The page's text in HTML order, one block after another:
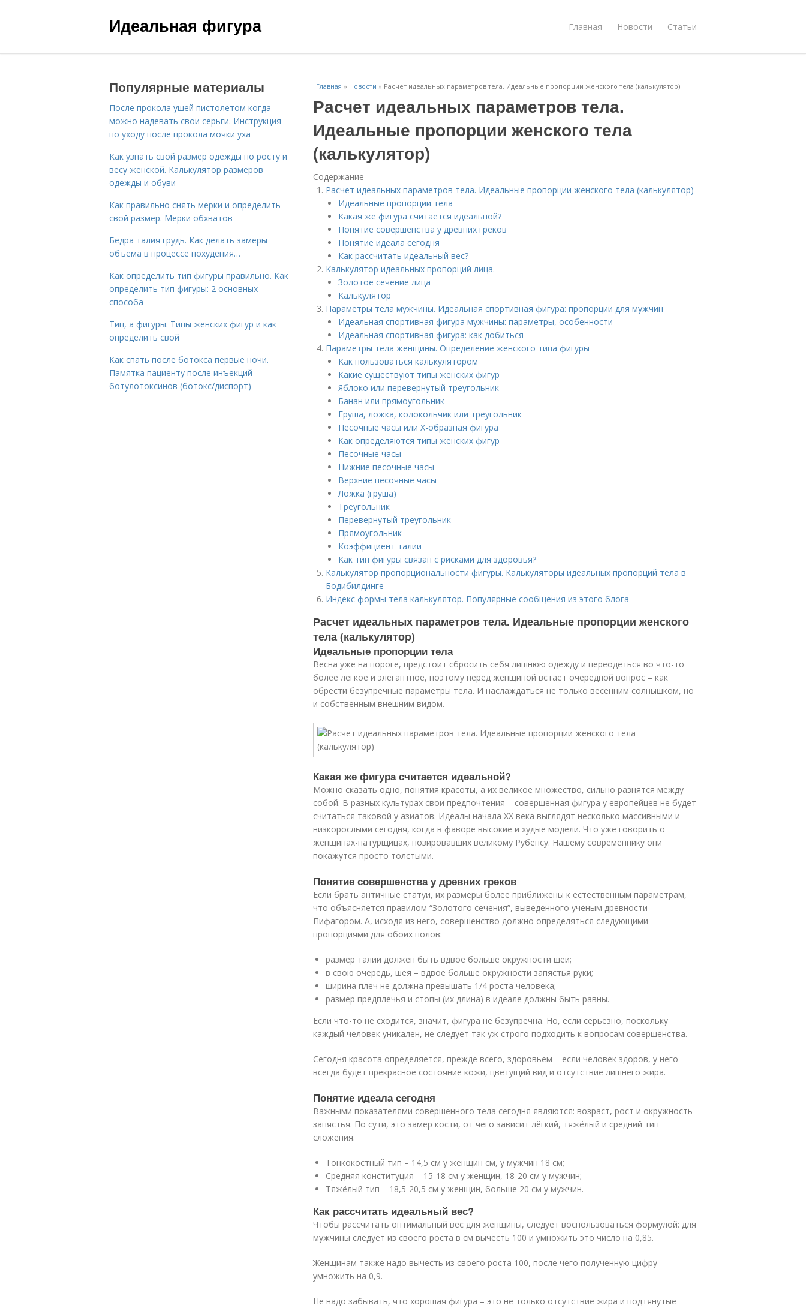
Идеальная фигура Главная Новости Статьи
Главная » Новости » Расчет идеальных параметров тела. Идеальные пропорции женского тела (калькулятор)
Расчет идеальных параметров тела.
Идеальные пропорции женского тела
(калькулятор)
Содержание
Расчет идеальных параметров тела. Идеальные пропорции женского тела (калькулятор)
Идеальные пропорции тела
Какая же фигура считается идеальной?
Понятие совершенства у древних греков
Понятие идеала сегодня
Как рассчитать идеальный вес?
Калькулятор идеальных пропорций лица.
Золотое сечение лица
Калькулятор
Параметры тела мужчины. Идеальная спортивная фигура: пропорции для мужчин
Идеальная спортивная фигура мужчины: параметры, особенности
Идеальная спортивная фигура: как добиться
Параметры тела женщины. Определение женского типа фигуры
Как пользоваться калькулятором
Какие существуют типы женских фигур
Яблоко или перевернутый треугольник
Банан или прямоугольник
Груша, ложка, колокольчик или треугольник
Песочные часы или Х-образная фигура
Как определяются типы женских фигур
Песочные часы
Нижние песочные часы
Верхние песочные часы
Ложка (груша)
Треугольник
Перевернутый треугольник
Прямоугольник
Коэффициент талии
Как тип фигуры связан с рисками для здоровья?
Калькулятор пропорциональности фигуры. Калькуляторы идеальных пропорций тела в
Бодибилдинге
Индекс формы тела калькулятор. Популярные сообщения из этого блога
Расчет идеальных параметров тела. Идеальные пропорции женского
тела (калькулятор)
Идеальные пропорции тела
Весна уже на пороге, предстоит сбросить себя лишнюю одежду и переодеться во что-то
более лёгкое и элегантное, поэтому перед женщиной встаёт очередной вопрос – как
обрести безупречные параметры тела. И наслаждаться не только весенним солнышком, но
и собственным внешним видом.
Какая же фигура считается идеальной?
Можно сказать одно, понятия красоты, а их великое множество, сильно разнятся между
собой. В разных культурах свои предпочтения – совершенная фигура у европейцев не будет
считаться таковой у азиатов. Идеалы начала XX века выглядят несколько массивными и
низкорослыми сегодня, когда в фаворе высокие и худые модели. Что уже говорить о
женщинах-натурщицах, позировавших великому Рубенсу. Нашему современнику они
покажутся просто толстыми.
Понятие совершенства у древних греков
Если брать античные статуи, их размеры более приближены к естественным параметрам,
что объясняется правилом “Золотого сечения”, выведенного учёным древности
Пифагором. А, исходя из него, совершенство должно определяться следующими
пропорциями для обоих полов:
размер талии должен быть вдвое больше окружности шеи;
в свою очередь, шея – вдвое больше окружности запястья руки;
ширина плеч не должна превышать 1/4 роста человека;
размер предплечья и стопы (их длина) в идеале должны быть равны.
Если что-то не сходится, значит, фигура не безупречна. Но, если серьёзно, поскольку
каждый человек уникален, не следует так уж строго подходить к вопросам совершенства.
Сегодня красота определяется, прежде всего, здоровьем – если человек здоров, у него
всегда будет прекрасное состояние кожи, цветущий вид и отсутствие лишнего жира.
Понятие идеала сегодня
Важными показателями совершенного тела сегодня являются: возраст, рост и окружность
запястья. По сути, это замер кости, от чего зависит лёгкий, тяжёлый и средний тип
сложения.
Тонкокостный тип – 14,5 см у женщин см, у мужчин 18 см;
Средняя конституция – 15-18 см у женщин, 18-20 см у мужчин;
Тяжёлый тип – 18,5-20,5 см у женщин, больше 20 см у мужчин.
Как рассчитать идеальный вес?
Чтобы рассчитать оптимальный вес для женщины, следует воспользоваться формулой: для
мужчины следует из своего роста в см вычесть 100 и умножить это число на 0,85.
Женщинам также надо вычесть из своего роста 100, после чего полученную цифру
умножить на 0,9.
Не надо забывать, что хорошая фигура – это не только отсутствие жира и подтянутые
Популярные материалы
После прокола ушей пистолетом когда
можно надевать свои серьги. Инструкция
по уходу после прокола мочки уха
Как узнать свой размер одежды по росту и
весу женской. Калькулятор размеров
одежды и обуви
Как правильно снять мерки и определить
свой размер. Мерки обхватов
Бедра талия грудь. Как делать замеры
объёма в процессе похудения…
Как определить тип фигуры правильно. Как
определить тип фигуры: 2 основных
способа
Тип, а фигуры. Типы женских фигур и как
определить свой
Как спать после ботокса первые ночи.
Памятка пациенту после инъекций
ботулотоксинов (ботокс/диспорт)